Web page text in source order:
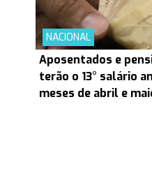
NACIONAL
Aposentados e
terão o 13° salário
meses de abril e